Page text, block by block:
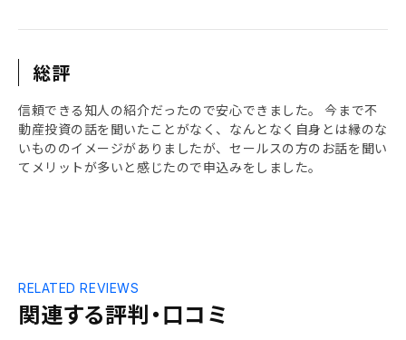
総評
信頼できる知人の紹介だったので安心できました。 今まで不
動産投資の話を聞いたことがなく、なんとなく自身とは縁のな
いもののイメージがありましたが、セールスの方のお話を聞い
てメリットが多いと感じたので申込みをしました。
関連する評判・口コミ
RELATED REVIEWS